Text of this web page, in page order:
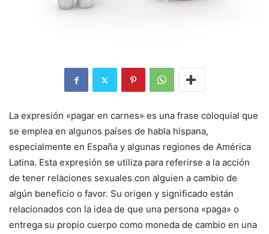
La expresión «pagar en carnes» es una frase coloquial que
se emplea en algunos países de habla hispana,
especialmente en España y algunas regiones de América
Latina. Esta expresión se utiliza para referirse a la acción
de tener relaciones sexuales con alguien a cambio de
algún beneficio o favor. Su origen y significado están
relacionados con la idea de que una persona «paga» o
entrega su propio cuerpo como moneda de cambio en una